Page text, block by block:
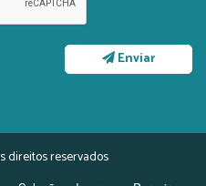
Enviar
reservados